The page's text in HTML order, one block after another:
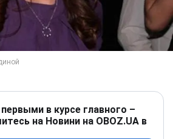
в курсе главного –
на Новини на OBOZ.UA в